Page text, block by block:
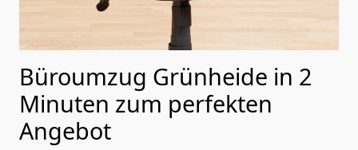
Büroumzug Grünheide in 2
Minuten zum perfekten
Angebot